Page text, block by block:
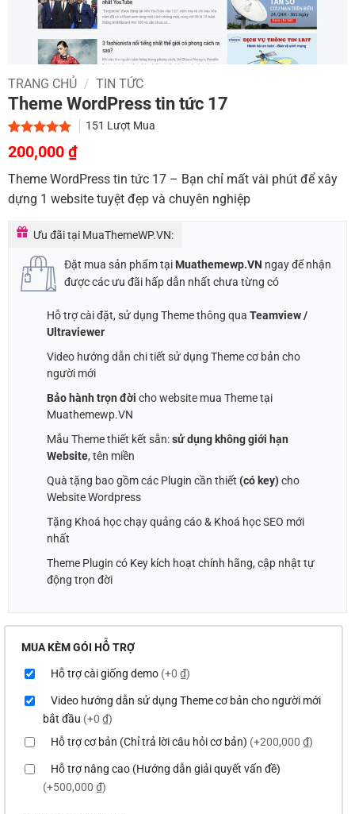
TRANG CHỦ / TIN TỨC
Theme WordPress tin tức 17
5.00trên 5
dựa trên
1
151 Lượt Mua
Giá
gốc
là:
900,000 ₫.
200,000 ₫Giá
hiện
tại
200,000 ₫.
Theme WordPress tin tức 17 – Bạn chỉ mất vài phút để xây
dựng 1 website tuyệt đẹp và chuyên nghiệp
Ưu đãi tại MuaThemeWP.VN:
Đặt mua sản phẩm tại Muathemewp.VN ngay để nhận
được các ưu đãi hấp dẫn nhất chưa từng có
Hỗ trợ cài đặt, sử dụng Theme thông qua Teamview /
Ultraviewer
Video hướng dẫn chi tiết sử dụng Theme cơ bản cho
người mới
Bảo hành trọn đời cho website mua Theme tại
Muathemewp.VN
Mẫu Theme thiết kết sẵn:sử dụng không giới hạn
Website, tên miền
Quà tặng bao gồm các Plugin cần thiết (có key)cho
Website Wordpress
Tặng Khoá học chạy quảng cáo & Khoá học SEO mới
nhất
Theme Plugin có Key kích hoạt chính hãng, cập nhật tự
động trọn đời
MUA KÈM GÓI HỖ TRỢ
Hỗ trợ cài giống demo (+0 ₫)
Video hướng dẫn sử dụng Theme cơ bản cho người mới
bắt đầu (+0 ₫)
Hỗ trợ cơ bản (Chỉ trả lời câu hỏi cơ bản) (+200,000 ₫)
Hỗ trợ nâng cao (Hướng dẫn giải quyết vấn đề)
(+500,000 ₫)